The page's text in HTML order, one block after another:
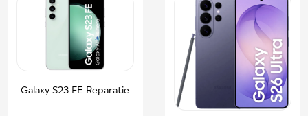
Galaxy S23 FE Reparatie